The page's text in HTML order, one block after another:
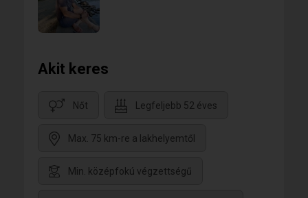
Akit keres
Nőt Legfeljebb 52 éves
Max. 75 km-re a lakhelyemtől
Min. középfokú végzettségű